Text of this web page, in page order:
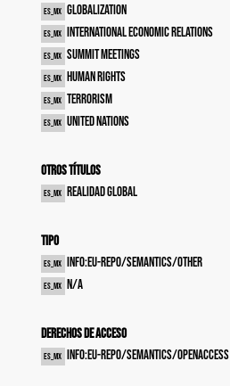
es_MX Globalization
es_MX International economic relations
es_MX Summit meetings
es_MX Human rights
es_MX Terrorism
es_MX United Nations
Otros títulos
es_MX Realidad global
Tipo
es_MX info:eu-repo/semantics/other
es_MX N/A
Derechos de acceso
es_MX info:eu-repo/semantics/openAccess